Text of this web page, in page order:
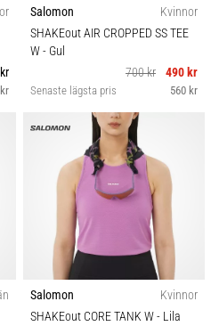
Salomon
Kvinnor
SHAKEout AIR CROPPED SS TEE
W- Gul
700 kr
490 kr
Senaste lägsta pris 560 kr
Salomon
Kvinnor
SHAKEout CORE TANK W- Lila